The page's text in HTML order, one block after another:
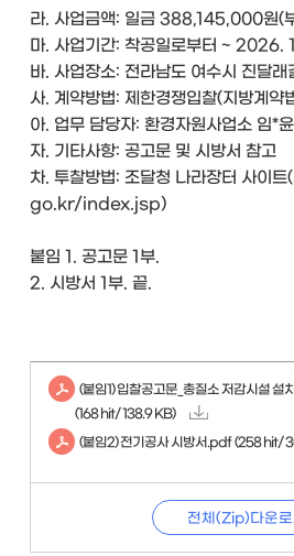
라. 사업금액: 일금 388,145,000원(
마. 사업기간: 착공일로부터 ~ 2026.
바. 사업장소: 전라남도 여수시 진달
사. 계약방법: 제한경쟁입찰(지방계약
아. 업무 담당자: 환경자원사업소
자. 기타사항: 공고문 및 시방서 참고
차. 투찰방법: 조달청 나라장터 사
go.kr/index.jsp)
붙임 1. 공고문 1부.
2. 시방서 1부. 끝.
(붙임1) 입찰공고문_총질소 저감시설 설
(168 hit/ 138.9 KB)
(붙임2) 전기공사 시방서.pdf (258 hit/
전체(Zip)다운로